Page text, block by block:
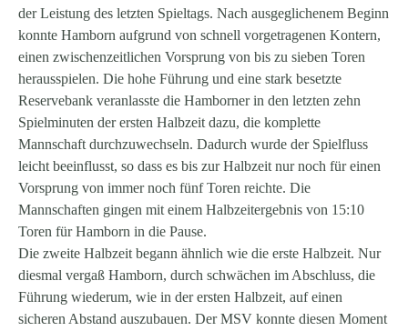
der Leistung des letzten Spieltags. Nach ausgeglichenem Beginn
konnte Hamborn aufgrund von schnell vorgetragenen Kontern,
einen zwischenzeitlichen Vorsprung von bis zu sieben Toren
herausspielen. Die hohe Führung und eine stark besetzte
Reservebank veranlasste die Hamborner in den letzten zehn
Spielminuten der ersten Halbzeit dazu, die komplette
Mannschaft durchzuwechseln. Dadurch wurde der Spielfluss
leicht beeinflusst, so dass es bis zur Halbzeit nur noch für einen
Vorsprung von immer noch fünf Toren reichte. Die
Mannschaften gingen mit einem Halbzeitergebnis von 15:10
Toren für Hamborn in die Pause.
Die zweite Halbzeit begann ähnlich wie die erste Halbzeit. Nur
diesmal vergaß Hamborn, durch schwächen im Abschluss, die
Führung wiederum, wie in der ersten Halbzeit, auf einen
sicheren Abstand auszubauen. Der MSV konnte diesen Moment